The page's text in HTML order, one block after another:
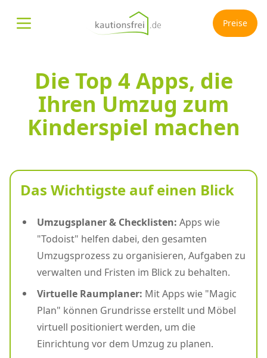
Menü öffnen Preise
Die Top 4 Apps, die
Ihren Umzug zum
Kinderspiel machen
Das Wichtigste auf einen Blick
Umzugsplaner & Checklisten: Apps wie
"Todoist" helfen dabei, den gesamten
Umzugsprozess zu organisieren, Aufgaben zu
verwalten und Fristen im Blick zu behalten.
Virtuelle Raumplaner: Mit Apps wie "Magic
Plan" können Grundrisse erstellt und Möbel
virtuell positioniert werden, um die
Einrichtung vor dem Umzug zu planen.